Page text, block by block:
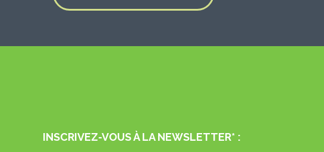
INSCRIVEZ-VOUS À LA NEWSLETTER* :